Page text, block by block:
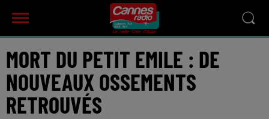
MORT DU PETIT EMILE : DE
NOUVEAUX OSSEMENTS
RETROUVÉS